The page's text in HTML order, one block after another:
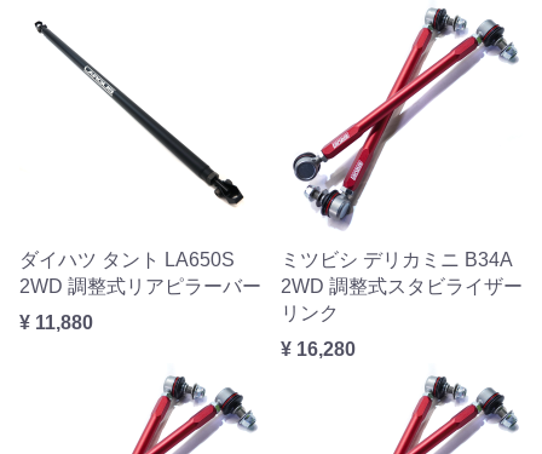
ダイハツ タント LA650S
2WD 調整式リアピラーバー
¥ 11,880
ミツビシ デリカミニ B34A
2WD 調整式スタビライザー
リンク
¥ 16,280